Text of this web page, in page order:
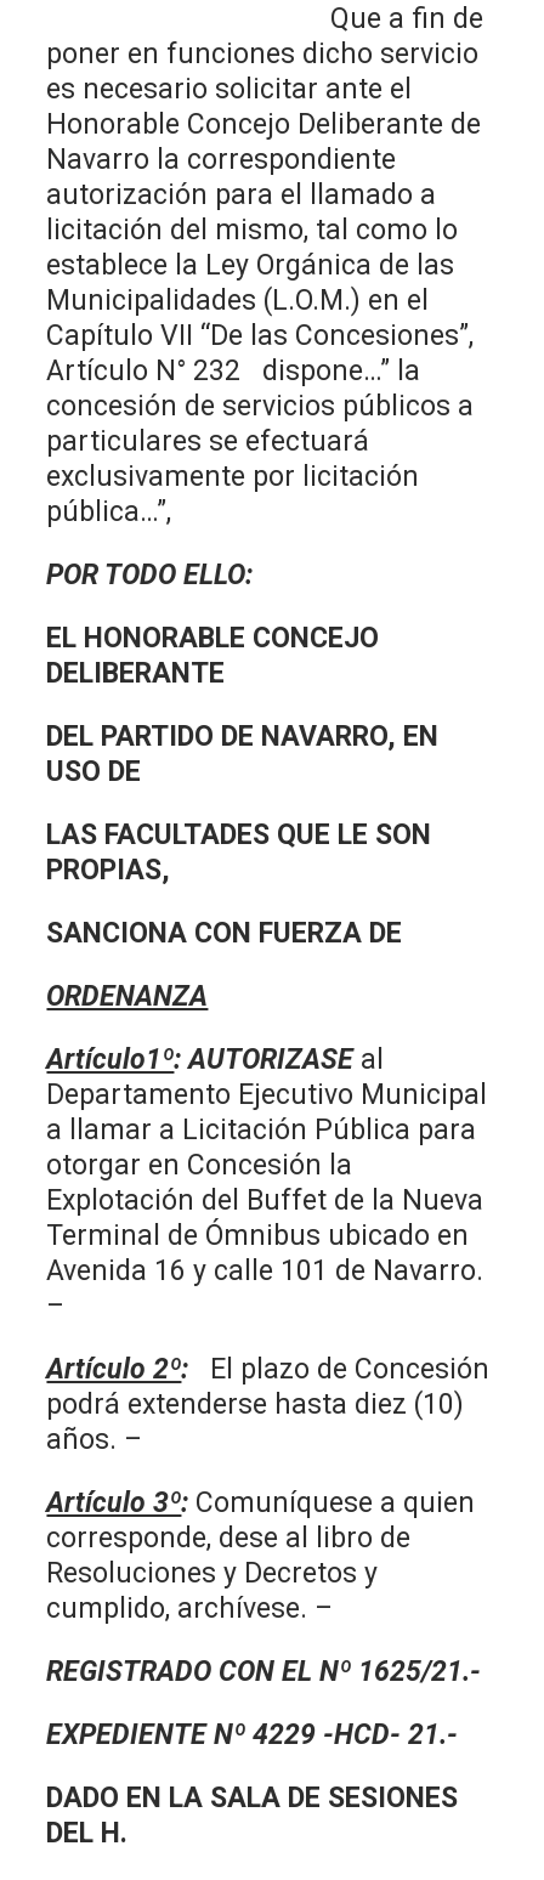
Que a fin de
poner en funciones dicho servicio
es necesario solicitar ante el
Honorable Concejo Deliberante de
Navarro la correspondiente
autorización para el llamado a
licitación del mismo, tal como lo
establece la Ley Orgánica de las
Municipalidades (L.O.M.) en el
Capítulo VII “De las Concesiones”,
Artículo N° 232 dispone…” la
concesión de servicios públicos a
particulares se efectuará
exclusivamente por licitación
pública…”,
POR TODO ELLO:
EL HONORABLE CONCEJO
DELIBERANTE
DEL PARTIDO DE NAVARRO, EN
USO DE
LAS FACULTADES QUE LE SON
PROPIAS,
SANCIONA CON FUERZA DE
ORDENANZA
Artículo1º: AUTORIZASEal
Departamento Ejecutivo Municipal
a llamar a Licitación Pública para
otorgar en Concesión la
Explotación del Buffet de la Nueva
Terminal de Ómnibus ubicado en
Avenida 16 y calle 101 de Navarro.
–
Artículo 2º: El plazo de Concesión
podrá extenderse hasta diez (10)
años. –
Artículo 3º: Comuníquese a quien
corresponde, dese al libro de
Resoluciones y Decretos y
cumplido, archívese. –
REGISTRADO CON EL Nº 1625/21.-
EXPEDIENTE Nº 4229 -HCD- 21.-
DADO EN LA SALA DE SESIONES
DEL H.